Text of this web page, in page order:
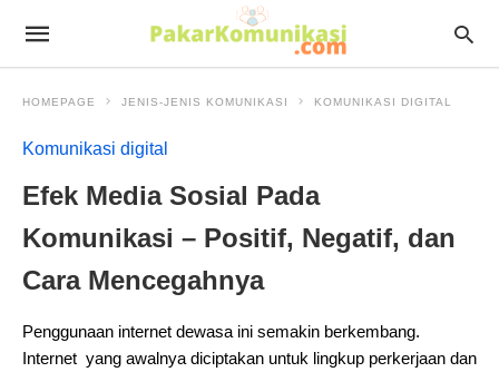
HOMEPAGE JENIS-JENIS KOMUNIKASI KOMUNIKASI DIGITAL
Komunikasi digital
Efek Media Sosial Pada
Komunikasi – Positif, Negatif, dan
Cara Mencegahnya
Penggunaan internet dewasa ini semakin berkembang.
Internet yang awalnya diciptakan untuk lingkup perkerjaan dan